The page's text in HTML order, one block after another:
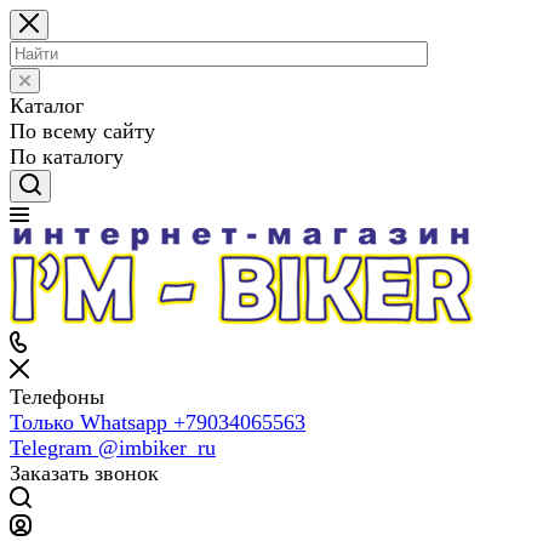
Каталог
По всему сайту
По каталогу
Телефоны
Только Whatsapp +79034065563
Telegram @imbiker_ru
Заказать звонок